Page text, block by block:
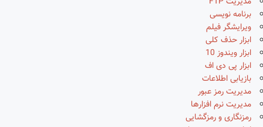
برنامه نویسی
ویرایشگر فیلم
ابزار حذف کلی
ابزار ویندوز 10
ابزار پی دی اف
بازیابی اطلاعات
مدیریت رمز عبور
مدیریت نرم افزارها
رمزنگاری و رمزگشایی